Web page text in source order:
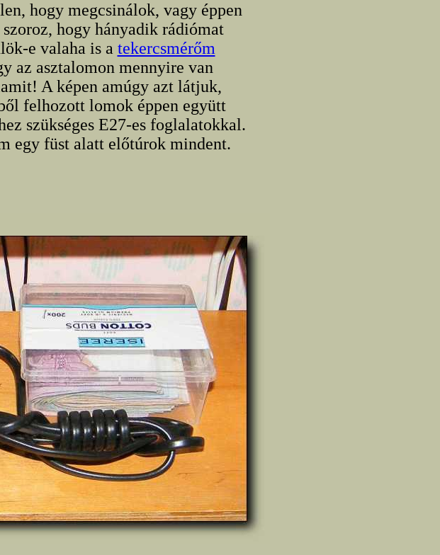
hogy megcsinálok, vagy éppen
hogy hányadik rádiómat
e valaha is a tekercsmérőm
az asztalomon mennyire van
A képen amúgy azt látjuk,
felhozott lomok éppen együtt
szükséges E27-es foglalatokkal.
egy füst alatt előtúrok mindent.